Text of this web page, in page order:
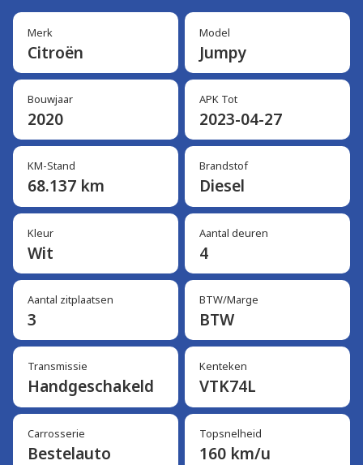
Merk
Citroën
Model
Jumpy
Bouwjaar
2020
APK Tot
2023-04-27
KM-Stand
68.137 km
Brandstof
Diesel
Kleur
Wit
Aantal deuren
4
Aantal zitplaatsen
3
BTW/Marge
BTW
Transmissie
Handgeschakeld
Kenteken
VTK74L
Carrosserie
Bestelauto
Topsnelheid
160 km/u